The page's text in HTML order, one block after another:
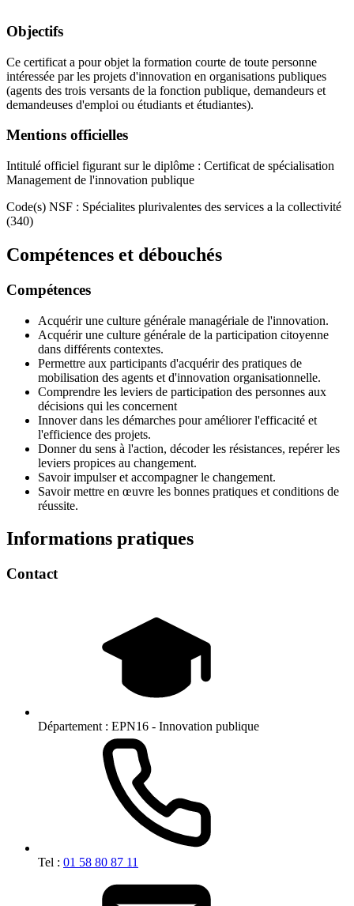
Objectifs
Ce certificat a pour objet la formation courte de toute personne
intéressée par les projets d'innovation en organisations publiques
(agents des trois versants de la fonction publique, demandeurs et
demandeuses d'emploi ou étudiants et étudiantes).
Mentions officielles
Intitulé officiel figurant sur le diplôme : Certificat de spécialisation
Management de l'innovation publique
Code(s) NSF : Spécialites plurivalentes des services a la collectivité
(340)
Compétences et débouchés
Compétences
Acquérir une culture générale managériale de l'innovation.
Acquérir une culture générale de la participation citoyenne
dans différents contextes.
Permettre aux participants d'acquérir des pratiques de
mobilisation des agents et d'innovation organisationnelle.
Comprendre les leviers de participation des personnes aux
décisions qui les concernent
Innover dans les démarches pour améliorer l'efficacité et
l'efficience des projets.
Donner du sens à l'action, décoder les résistances, repérer les
leviers propices au changement.
Savoir impulser et accompagner le changement.
Savoir mettre en œuvre les bonnes pratiques et conditions de
réussite.
Informations pratiques
Contact
Département : EPN16 - Innovation publique
Tel : 01 58 80 87 11